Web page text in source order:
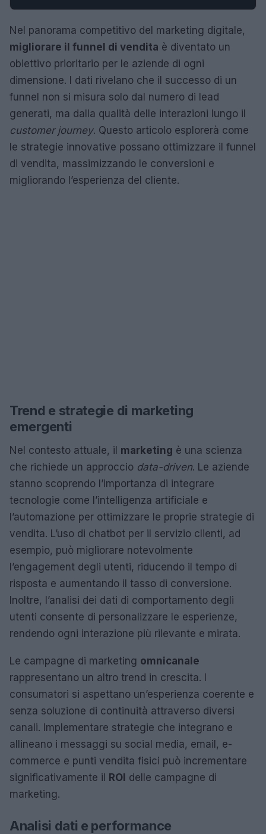
Nel panorama competitivo del marketing digitale,
migliorare il funnel di vendita è diventato un
obiettivo prioritario per le aziende di ogni
dimensione. I dati rivelano che il successo di un
funnel non si misura solo dal numero di lead
generati, ma dalla qualità delle interazioni lungo il
customer journey. Questo articolo esplorerà come
le strategie innovative possano ottimizzare il funnel
di vendita, massimizzando le conversioni e
migliorando l’esperienza del cliente.
Trend e strategie di marketing
emergenti
Nel contesto attuale, il marketing è una scienza
che richiede un approccio data-driven. Le aziende
stanno scoprendo l’importanza di integrare
tecnologie come l’intelligenza artificiale e
l’automazione per ottimizzare le proprie strategie di
vendita. L’uso di chatbot per il servizio clienti, ad
esempio, può migliorare notevolmente
l’engagement degli utenti, riducendo il tempo di
risposta e aumentando il tasso di conversione.
Inoltre, l’analisi dei dati di comportamento degli
utenti consente di personalizzare le esperienze,
rendendo ogni interazione più rilevante e mirata.
Le campagne di marketing omnicanale
rappresentano un altro trend in crescita. I
consumatori si aspettano un’esperienza coerente e
senza soluzione di continuità attraverso diversi
canali. Implementare strategie che integrano e
allineano i messaggi su social media, email, e-
commerce e punti vendita fisici può incrementare
significativamente il ROI delle campagne di
marketing.
Analisi dati e performance